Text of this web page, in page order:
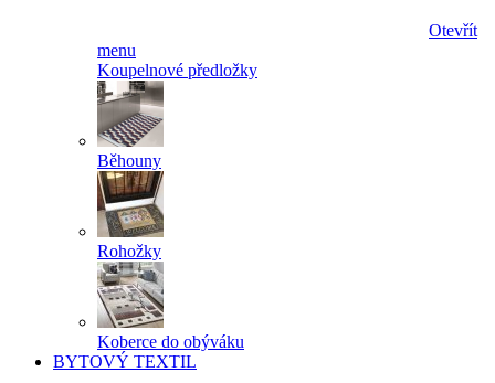
Otevřít
menu
Koupelnové předložky
Běhouny
Rohožky
Koberce do obýváku
BYTOVÝ TEXTIL